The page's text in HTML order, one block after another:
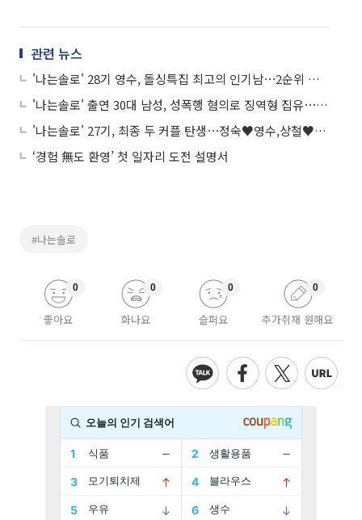
관련 뉴스
'나는솔로' 28기 영수, 돌싱특집 최고의 인기남⋯2순위 선택에서도 1위
'나는솔로' 출연 30대 남성, 성폭행 혐의로 징역형 집유⋯"피해자 정신적 충격 상당해"
'나는솔로' 27기, 최종 두 커플 탄생⋯정숙♥영수,상철♥옥순 "예쁘게 사랑할 것"
‘경험 無도 환영’ 첫 일자리 도전 설명서
#나는솔로
좋아요
0
화나요
0
슬퍼요
0
추가취재 원해요
0